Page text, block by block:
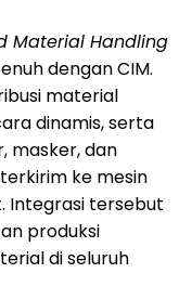
Material Handling
dengan CIM.
material
dinamis, serta
masker, dan
ke mesin
Integrasi tersebut
produksi
di seluruh